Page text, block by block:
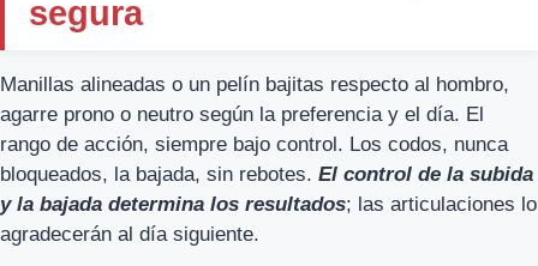
segura
Manillas alineadas o un pelín bajitas respecto al hombro,
agarre prono o neutro según la preferencia y el día. El
rango de acción, siempre bajo control. Los codos, nunca
bloqueados, la bajada, sin rebotes. El control de la subida
y la bajada determina los resultados; las articulaciones lo
agradecerán al día siguiente.